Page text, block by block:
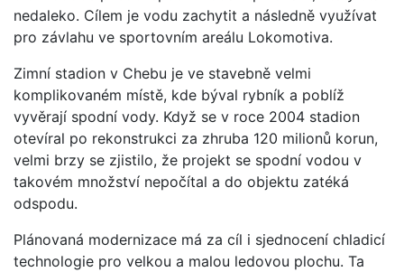
nedaleko. Cílem je vodu zachytit a následně využívat
pro závlahu ve sportovním areálu Lokomotiva.
Zimní stadion v Chebu je ve stavebně velmi
komplikovaném místě, kde býval rybník a poblíž
vyvěrají spodní vody. Když se v roce 2004 stadion
otevíral po rekonstrukci za zhruba 120 milionů korun,
velmi brzy se zjistilo, že projekt se spodní vodou v
takovém množství nepočítal a do objektu zatéká
odspodu.
Plánovaná modernizace má za cíl i sjednocení chladicí
technologie pro velkou a malou ledovou plochu. Ta